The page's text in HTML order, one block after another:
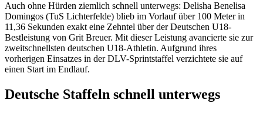
Auch ohne Hürden ziemlich schnell unterwegs: Delisha Benelisa
Domingos (TuS Lichterfelde) blieb im Vorlauf über 100 Meter in
11,36 Sekunden exakt eine Zehntel über der Deutschen U18-
Bestleistung von Grit Breuer. Mit dieser Leistung avancierte sie zur
zweitschnellsten deutschen U18-Athletin. Aufgrund ihres
vorherigen Einsatzes in der DLV-Sprintstaffel verzichtete sie auf
einen Start im Endlauf.
Deutsche Staffeln schnell unterwegs